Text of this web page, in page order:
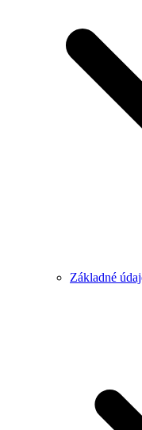
Základné